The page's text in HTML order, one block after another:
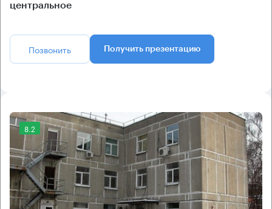
центральное
Позвонить Получить презентацию
8.2